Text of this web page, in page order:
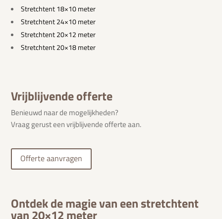
Stretchtent 18×10 meter
Stretchtent 24×10 meter
Stretchtent 20×12 meter
Stretchtent 20×18 meter
Vrijblijvende offerte
Benieuwd naar de mogelijkheden?
Vraag gerust een vrijblijvende offerte aan.
Offerte aanvragen
Ontdek de magie van een stretchtent
van 20×12 meter